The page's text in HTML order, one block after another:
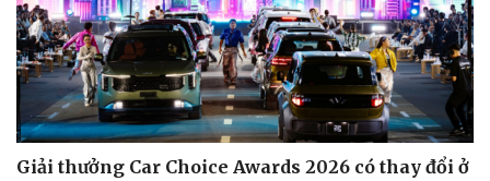
Giải thưởng Car Choice Awards 2026 có thay đổi ở